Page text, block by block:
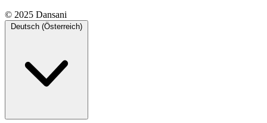
© 2025 Dansani
Deutsch (Österreich)